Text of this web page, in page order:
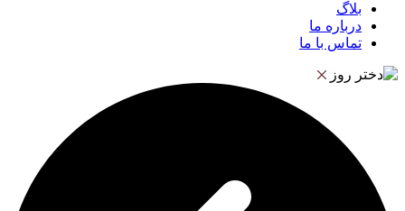
بلاگ
درباره ما
تماس با ما